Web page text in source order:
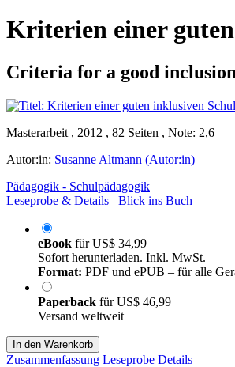
Kriterien einer
Criteria for a good
Masterarbeit , 2012 , 82 Seiten , Note: 2,6
Autor:in: Susanne Altmann (Autor:in)
Pädagogik - Schulpädagogik
Leseprobe & Details
Blick ins Buch
eBook fürUS$ 34,99
Sofort herunterladen. Inkl. MwSt.
Format: PDF und ePUB – für alle
Paperback fürUS$ 46,99
Versand weltweit
In den Warenkorb
Zusammenfassung Leseprobe Details